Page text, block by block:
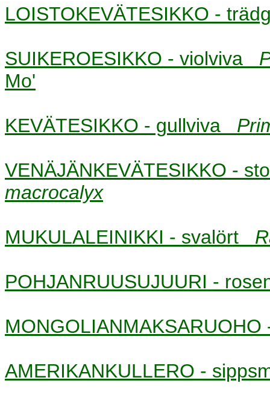
LOISTOKEVÄTESIKKO -
SUIKEROESIKKO - violviva
Mo'
KEVÄTESIKKO - gullviva
VENÄJÄNKEVÄTESIKKO -
macrocalyx
MUKULALEINIKKI - svalört
POHJANRUUSUJUURI -
AMERIKANKULLERO -